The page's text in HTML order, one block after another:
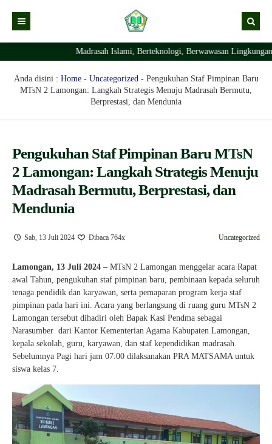
Kabar Madrasah
Profil Madrasah
Sejarah Berdirinya Madrasah
Ekstrakurikuler Madrasah
Prestasi Madrasah
Layanan Digital
KURIKULUM
RDM
Struktur Organisasi Madrasah
Madrasah Islami, Berteknologi, Berwawasan Lingkungan Dan
Anda disini : Home- Uncategorized- Pengukuhan Staf Pimpinan Baru
MTsN 2 Lamongan: Langkah Strategis Menuju Madrasah Bermutu,
Berprestasi, dan Mendunia
Pengukuhan Staf Pimpinan Baru MTsN
2 Lamongan: Langkah Strategis Menuju
Madrasah Bermutu, Berprestasi, dan
Mendunia
Sab, 13 Juli 2024 Dibaca 764x Uncategorized
Lamongan, 13 Juli 2024 – MTsN 2 Lamongan menggelar acara Rapat
awal Tahun, pengukuhan staf pimpinan baru, pembinaan kepada seluruh
tenaga pendidik dan karyawan, serta pemaparan program kerja staf
pimpinan pada hari ini. Acara yang berlangsung di ruang guru MTsN 2
Lamongan tersebut dihadiri oleh Bapak Kasi Pendma sebagai
Narasumber dari Kantor Kementerian Agama Kabupaten Lamongan,
kepala sekolah, guru, karyawan, dan staf kependidikan madrasah.
Sebelumnya Pagi hari jam 07.00 dilaksanakan PRA MATSAMA untuk
siswa kelas 7.